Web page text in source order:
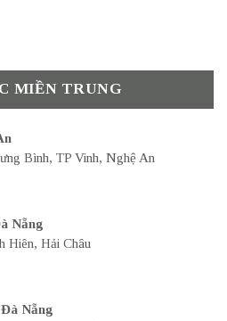
MIỀN TRUNG
Bình, TP Vinh, Nghệ An
Nẵng
Hiên, Hải Châu
Nẵng